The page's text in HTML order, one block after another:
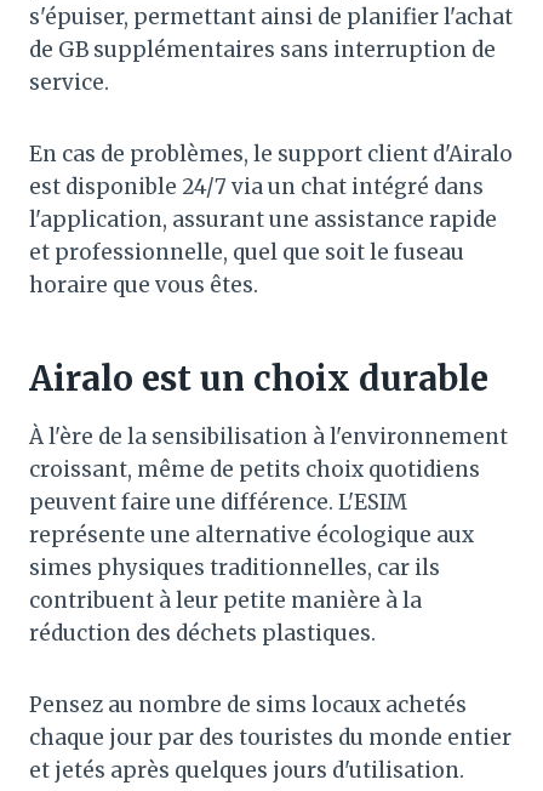
s'épuiser, permettant ainsi de planifier l'achat
de GB supplémentaires sans interruption de
service.
En cas de problèmes, le support client d'Airalo
est disponible 24/7 via un chat intégré dans
l'application, assurant une assistance rapide
et professionnelle, quel que soit le fuseau
horaire que vous êtes.
Airalo est un choix durable
À l'ère de la sensibilisation à l'environnement
croissant, même de petits choix quotidiens
peuvent faire une différence. L'ESIM
représente une alternative écologique aux
simes physiques traditionnelles, car ils
contribuent à leur petite manière à la
réduction des déchets plastiques.
Pensez au nombre de sims locaux achetés
chaque jour par des touristes du monde entier
et jetés après quelques jours d'utilisation.